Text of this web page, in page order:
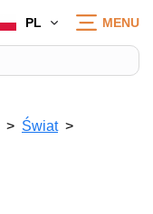
PL MENU
Świat